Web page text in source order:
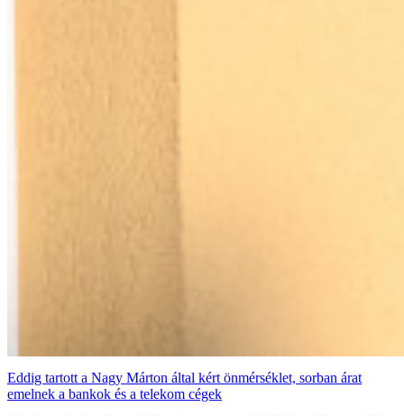
Eddig tartott a Nagy Márton által kért önmérséklet, sorban árat
emelnek a bankok és a telekom cégek